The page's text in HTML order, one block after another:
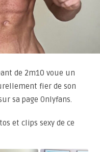
de 2m10 voue un
fier de son
sa page Onlyfans.
et clips sexy de ce